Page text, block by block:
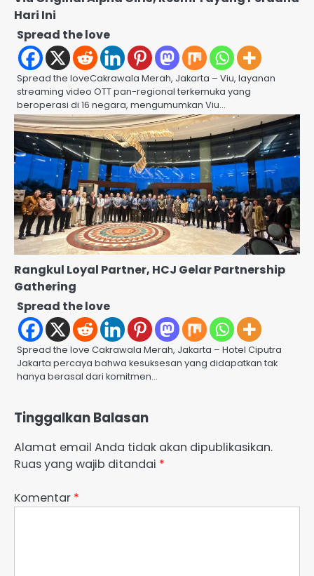
Hari Ini
Spread the love
Spread the loveCakrawala Merah, Jakarta – Viu, layanan
streaming video OTT pan-regional terkemuka yang
beroperasi di 16 negara, mengumumkan Viu…
Rangkul Loyal Partner, HCJ Gelar Partnership
Gathering
Spread the love
Spread the love Cakrawala Merah, Jakarta – Hotel Ciputra
Jakarta percaya bahwa kesuksesan yang didapatkan tak
hanya berasal dari komitmen…
Tinggalkan Balasan
Alamat email Anda tidak akan dipublikasikan.
Ruas yang wajib ditandai *
Komentar *